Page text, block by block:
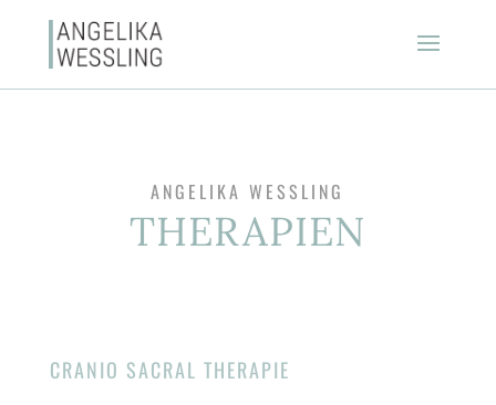
ANGELIKA WESSLING
THERAPIEN
CRANIO SACRAL THERAPIE